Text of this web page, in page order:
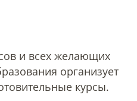
и всех желающих
организует
курсы.